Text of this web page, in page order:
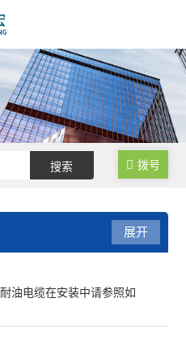
拨号
展开
油电缆在安装中请参照如